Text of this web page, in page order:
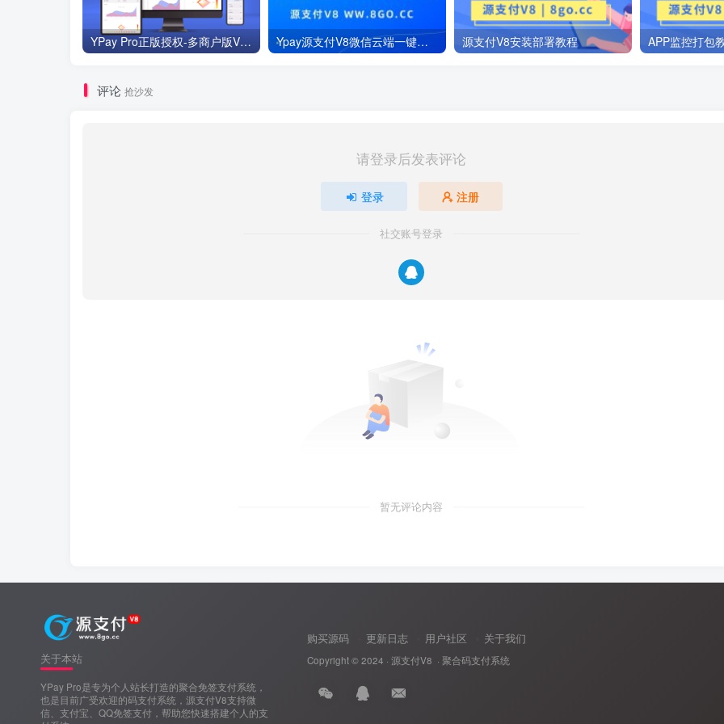
YPay Pro正版授权-多商户版V1.8.1【8月2日更新】 Ypay源支付V8微信云端一键部署脚本 源支付V8安装部署教程 APP监控打包
评论 抢沙发
请登录后发表评论
登录 注册
社交账号登录
暂无评论内容
关于本站
YPay Pro是专为个人站长打造的聚合免签支付系统，
也是目前广受欢迎的码支付系统，源支付V8支持微
信、支付宝、QQ免签支付，帮助您快速搭建个人的支
购买源码 更新日志 用户社区 关于我们
Copyright © 2024 · 源支付V8 · 聚合码支付系统